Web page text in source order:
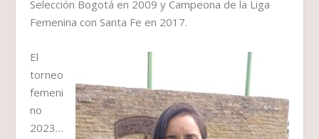
Selección Bogotá en 2009 y Campeona de la Liga
Femenina con Santa Fe en 2017.
El
torneo
femeni
no
2023…